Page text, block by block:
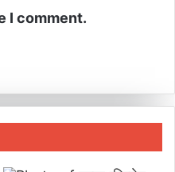
I comment.